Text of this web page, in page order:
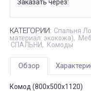
Заказать через:
КАТЕГОРИИ: Спальня
материал: экокожа)
СПАЛЬНИ
Комоды
Обзор
Комод (800х500х1120)